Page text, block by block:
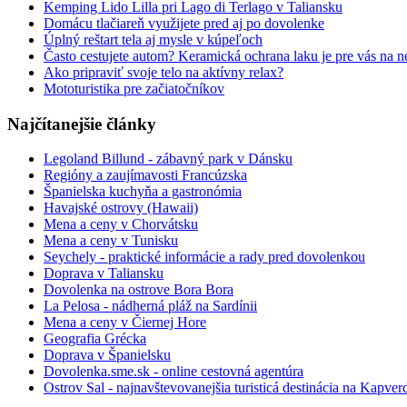
Kemping Lido Lilla pri Lago di Terlago v Taliansku
Domácu tlačiareň využijete pred aj po dovolenke
Úplný reštart tela aj mysle v kúpeľoch
Často cestujete autom? Keramická ochrana laku je pre vás na
Ako pripraviť svoje telo na aktívny relax?
Mototuristika pre začiatočníkov
Najčítanejšie články
Legoland Billund - zábavný park v Dánsku
Regióny a zaujímavosti Francúzska
Španielska kuchyňa a gastronómia
Havajské ostrovy (Hawaii)
Mena a ceny v Chorvátsku
Mena a ceny v Tunisku
Seychely - praktické informácie a rady pred dovolenkou
Doprava v Taliansku
Dovolenka na ostrove Bora Bora
La Pelosa - nádherná pláž na Sardínii
Mena a ceny v Čiernej Hore
Geografia Grécka
Doprava v Španielsku
Dovolenka.sme.sk - online cestovná agentúra
Ostrov Sal - najnavštevovanejšia turisticá destinácia na